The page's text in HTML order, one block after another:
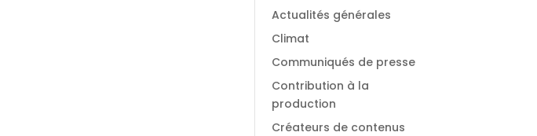
Actualités générales
Climat
Communiqués de presse
Contribution à la
production
Créateurs de contenus